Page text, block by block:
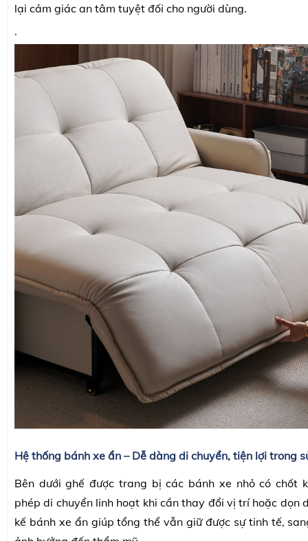
lại cảm giác an tâm tuyệt đối cho người dùng.
.
Hệ thống bánh xe ẩn – Dễ dàng di chuyển, tiện lợi trong
Bên dưới ghế được trang bị các bánh xe nhỏ có chốt
phép di chuyển linh hoạt khi cần thay đổi vị trí hoặc dọn
kế bánh xe ẩn giúp tổng thể vẫn giữ được sự tinh tế,